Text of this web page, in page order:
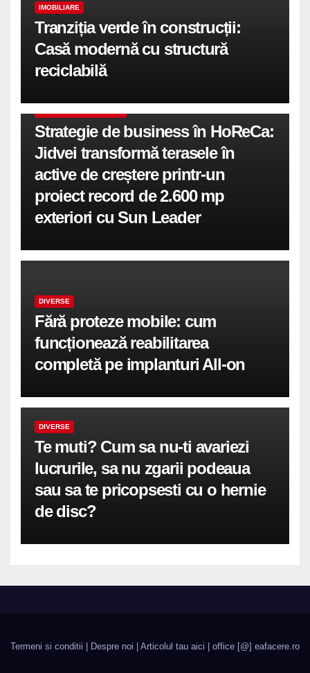
IMOBILIARE
Tranziția verde în construcții:
Casă modernă cu structură
reciclabilă
Strategie de business în HoReCa:
Jidvei transformă terasele în
active de creștere printr-un
proiect record de 2.600 mp
exteriori cu Sun Leader
DIVERSE
Fără proteze mobile: cum
funcționează reabilitarea
completă pe implanturi All-on
DIVERSE
Te muti? Cum sa nu-ti avariezi
lucrurile, sa nu zgarii podeaua
sau sa te pricopsesti cu o hernie
de disc?
Termeni si conditii Despre noi Articolul tau aici | office [@] eafacere.ro